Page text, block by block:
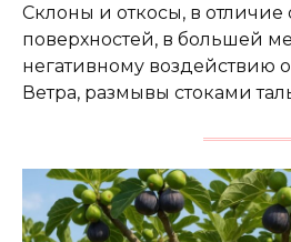
Склоны и откосы, в отличие
поверхностей, в большей
негативному воздействию
Ветра, размывы стоками